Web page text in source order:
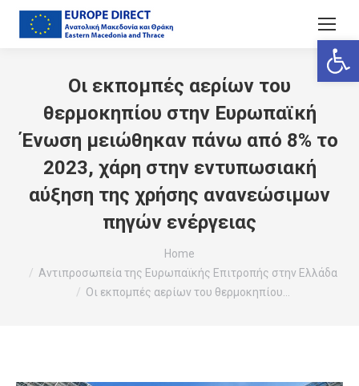
Οι εκπομπές αερίων του
θερμοκηπίου στην Ευρωπαϊκή
Ένωση μειώθηκαν πάνω από 8% το
2023, χάρη στην εντυπωσιακή
αύξηση της χρήσης ανανεώσιμων
πηγών ενέργειας
Home
Αντιπροσωπεία της Ευρωπαϊκής Επιτροπής στην Ελλάδα
Οι εκπομπές αερίων του θερμοκηπίου…